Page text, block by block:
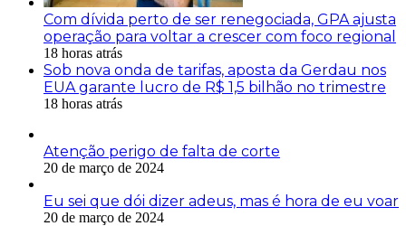
Com dívida perto de ser renegociada, GPA ajusta
operação para voltar a crescer com foco regional
18 horas atrás
Sob nova onda de tarifas, aposta da Gerdau nos
EUA garante lucro de R$ 1,5 bilhão no trimestre
18 horas atrás
Atenção perigo de falta de corte
20 de março de 2024
Eu sei que dói dizer adeus, mas é hora de eu voar
20 de março de 2024